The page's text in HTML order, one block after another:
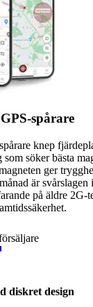
spårare
knep
söker bästa
ger
är svårslagen
på äldre 2G-
diskret design